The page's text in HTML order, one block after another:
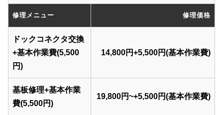
修理メニュー 修理価格
ドックコネクタ交換
+基本作業費(5,500
円)
14,800円+5,500円(基本作業費)
基板修理+基本作業
費(5,500円)
19,800円~+5,500円(基本作業費)